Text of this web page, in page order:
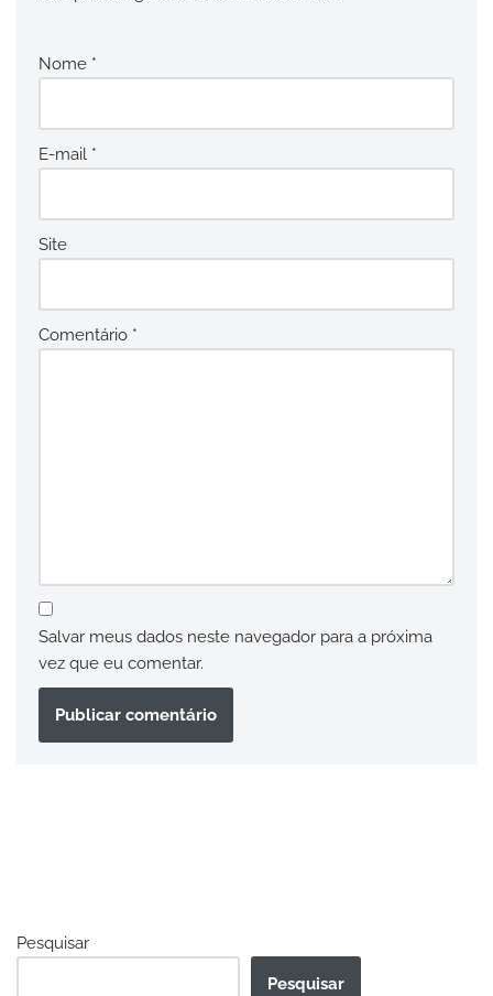
Nome *
E-mail *
Site
Comentário *
Salvar meus dados neste navegador para a próxima
vez que eu comentar.
Pesquisar
Pesquisar